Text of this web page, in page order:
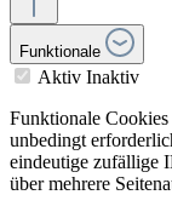
Funktionale
Aktiv Inaktiv
Funktionale
unbedingt
eindeutige zufällige
über mehrere